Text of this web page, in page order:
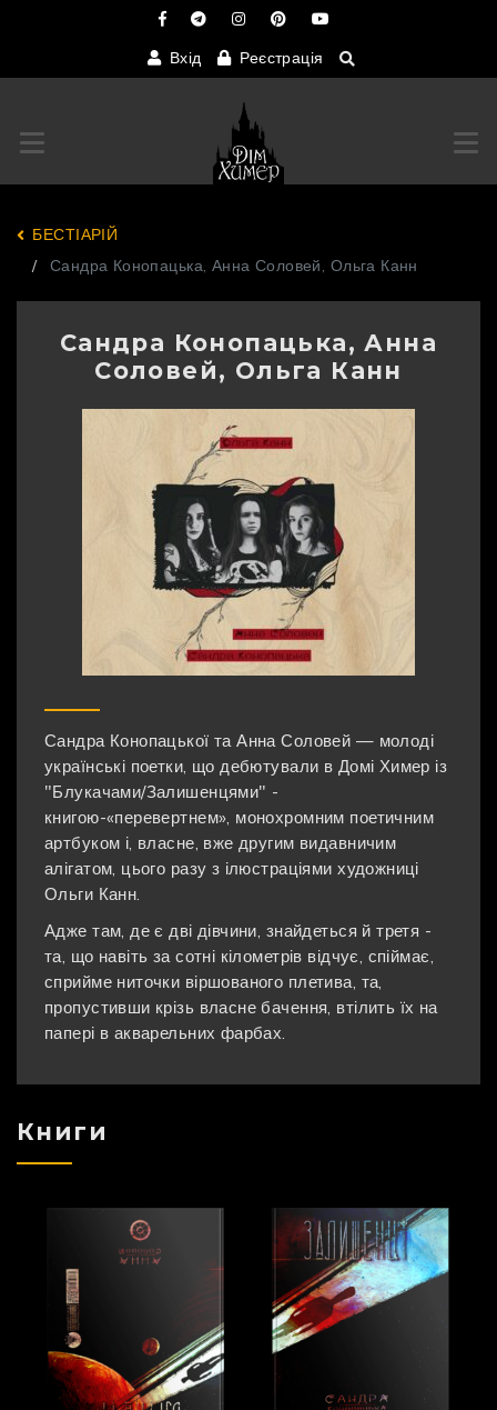
Вхід Реєстрація
Переключити навігацію
БЕСТІАРІЙ
Сандра Конопацька, Анна Соловей, Ольга Канн
Сандра Конопацька, Анна
Соловей, Ольга Канн
Сандра Конопацької та Анна Соловей — молоді
українські поетки, що дебютували в Домі Химер із
"Блукачами/Залишенцями" -
книгою-«перевертнем», монохромним поетичним
артбуком і, власне, вже другим видавничим
алігатом, цього разу з ілюстраціями художниці
Ольги Канн.
Адже там, де є дві дівчини, знайдеться й третя -
та, що навіть за сотні кілометрів відчує, спіймає,
сприйме ниточки віршованого плетива, та,
пропустивши крізь власне бачення, втілить їх на
папері в акварельних фарбах.
Книги